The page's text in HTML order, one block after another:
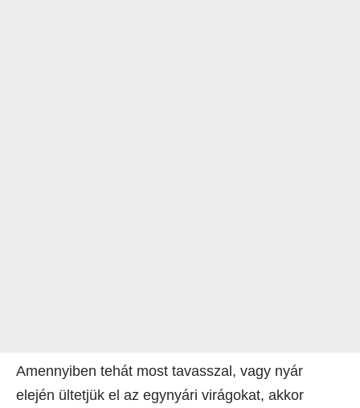
Amennyiben tehát most tavasszal, vagy nyár
elején ültetjük el az egynyári virágokat, akkor